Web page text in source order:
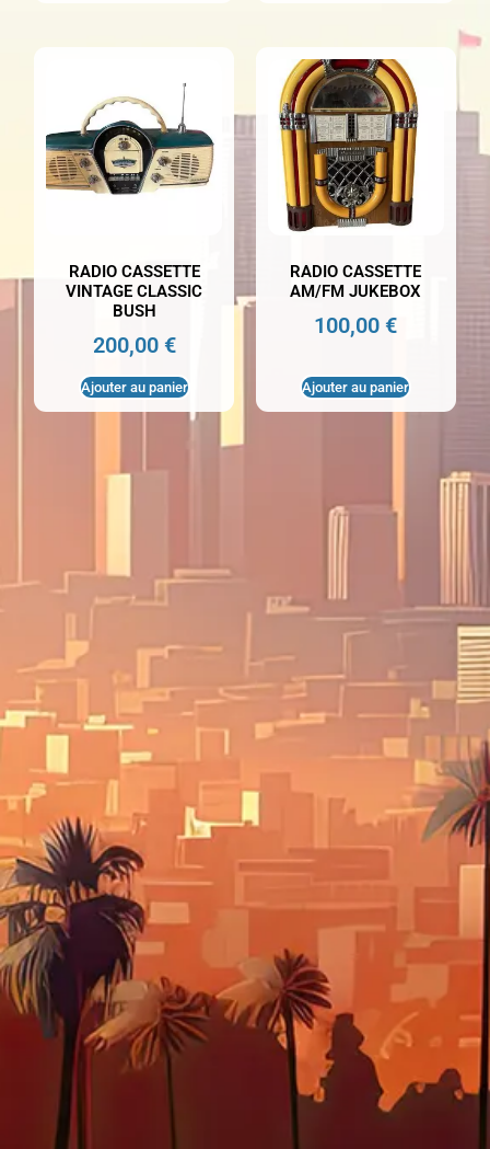
RADIO CASSETTE
VINTAGE CLASSIC
BUSH
200,00 €
Ajouter au panier
RADIO CASSETTE
AM/FM JUKEBOX
100,00€
Ajouter au panier